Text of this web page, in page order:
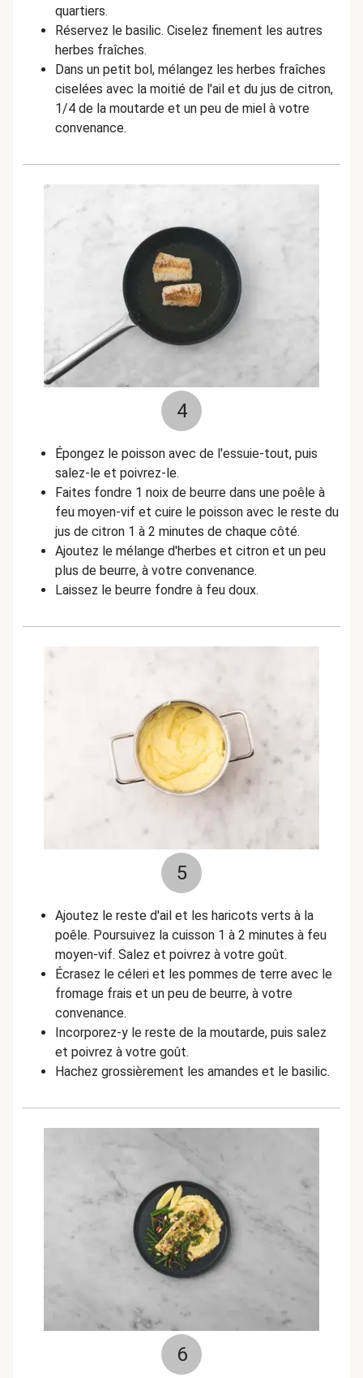
quartiers.
Réservez le basilic. Ciselez finement les autres
herbes fraîches.
Dans un petit bol, mélangez les herbes fraîches
ciselées avec la moitié de l'ail et du jus de citron,
1/4 de la moutarde et un peu de miel à votre
convenance.
4
Épongez le poisson avec de l'essuie-tout, puis
salez-le et poivrez-le.
Faites fondre 1 noix de beurre dans une poêle à
feu moyen-vif et cuire le poisson avec le reste du
jus de citron 1 à 2 minutes de chaque côté.
Ajoutez le mélange d'herbes et citron et un peu
plus de beurre, à votre convenance.
Laissez le beurre fondre à feu doux.
5
Ajoutez le reste d'ail et les haricots verts à la
poêle. Poursuivez la cuisson 1 à 2 minutes à feu
moyen-vif. Salez et poivrez à votre goût.
Écrasez le céleri et les pommes de terre avec le
fromage frais et un peu de beurre, à votre
convenance.
Incorporez-y le reste de la moutarde, puis salez
et poivrez à votre goût.
Hachez grossièrement les amandes et le basilic.
6